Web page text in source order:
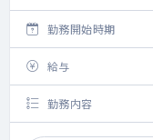
勤務開始時期
給与
勤務内容